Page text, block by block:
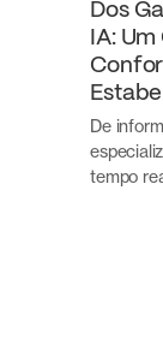
Dos
IA:
De
tempo